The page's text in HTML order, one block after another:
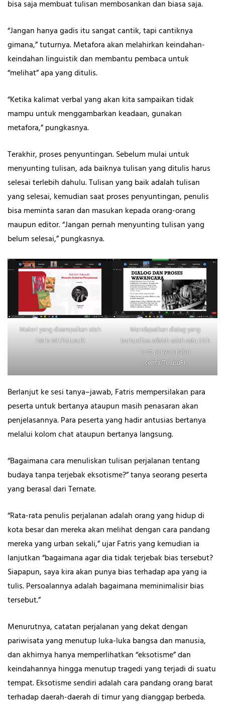
bisa saja membuat tulisan membosankan dan biasa saja.
“Jangan hanya gadis itu sangat cantik, tapi cantiknya
gimana,” tuturnya. Metafora akan melahirkan keindahan-
keindahan linguistik dan membantu pembaca untuk
“melihat” apa yang ditulis.
“Ketika kalimat verbal yang akan kita sampaikan tidak
mampu untuk menggambarkan keadaan, gunakan
metafora,” pungkasnya.
Terakhir, proses penyuntingan. Sebelum mulai untuk
menyunting tulisan, ada baiknya tulisan yang ditulis harus
selesai terlebih dahulu. Tulisan yang baik adalah tulisan
yang selesai, kemudian saat proses penyuntingan, penulis
bisa meminta saran dan masukan kepada orang-orang
maupun editor. “Jangan pernah menyunting tulisan yang
belum selesai,” pungkasnya.
Materi yang disampaikan oleh
Fatris MF/TelusuRI
Mendapatkan dialog yang
berkualitas adalah salah satu titik
kuat penyampaian
cerita/TelusuRI
Berlanjut ke sesi tanya–jawab, Fatris mempersilakan para
peserta untuk bertanya ataupun masih penasaran akan
penjelasannya. Para peserta yang hadir antusias bertanya
melalui kolom chat ataupun bertanya langsung.
“Bagaimana cara menuliskan tulisan perjalanan tentang
budaya tanpa terjebak eksotisme?” tanya seorang peserta
yang berasal dari Ternate.
“Rata-rata penulis perjalanan adalah orang yang hidup di
kota besar dan mereka akan melihat dengan cara pandang
mereka yang urban sekali,” ujar Fatris yang kemudian ia
lanjutkan “bagaimana agar dia tidak terjebak bias tersebut?
Siapapun, saya kira akan punya bias terhadap apa yang ia
tulis. Persoalannya adalah bagaimana meminimalisir bias
tersebut.”
Menurutnya, catatan perjalanan yang dekat dengan
pariwisata yang menutup luka-luka bangsa dan manusia,
dan akhirnya hanya memperlihatkan “eksotisme” dan
keindahannya hingga menutup tragedi yang terjadi di suatu
tempat. Eksotisme sendiri adalah cara pandang orang barat
terhadap daerah-daerah di timur yang dianggap berbeda.